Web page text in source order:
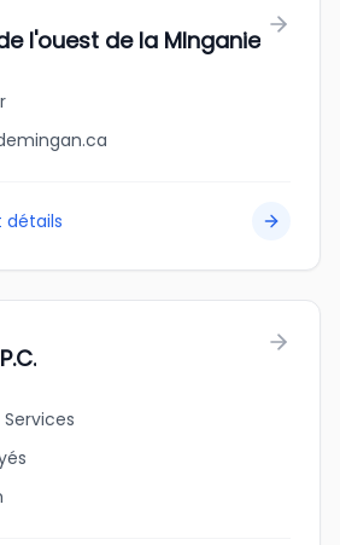
l'ouest de la MInganie
détails
Services